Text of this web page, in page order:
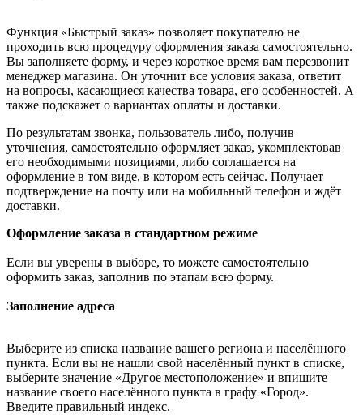
Функция «Быстрый заказ» позволяет покупателю не
проходить всю процедуру оформления заказа самостоятельно.
Вы заполняете форму, и через короткое время вам перезвонит
менеджер магазина. Он уточнит все условия заказа, ответит
на вопросы, касающиеся качества товара, его особенностей. А
также подскажет о вариантах оплаты и доставки.
По результатам звонка, пользователь либо, получив
уточнения, самостоятельно оформляет заказ, укомплектовав
его необходимыми позициями, либо соглашается на
оформление в том виде, в котором есть сейчас. Получает
подтверждение на почту или на мобильный телефон и ждёт
доставки.
Оформление заказа в стандартном режиме
Если вы уверены в выборе, то можете самостоятельно
оформить заказ, заполнив по этапам всю форму.
Заполнение адреса
Выберите из списка название вашего региона и населённого
пункта. Если вы не нашли свой населённый пункт в списке,
выберите значение «Другое местоположение» и впишите
название своего населённого пункта в графу «Город».
Введите правильный индекс.